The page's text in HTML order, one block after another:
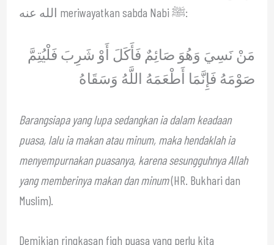
الله عنه meriwayatkan sabda Nabi ﷺ:
مَنْ نَسِيَ وَهُوَ صَائِمٌ فَأَكَلَ أَوْ شَرِبَ فَلْيُتِمَّ
صَوْمَهُ فَإِنَّمَا أَطْعَمَهُ اللَّهُ وَسَقَاهُ
Barangsiapa yang lupa sedangkan ia dalam keadaan
puasa, lalu ia makan atau minum, maka hendaklah ia
menyempurnakan puasanya, karena sesungguhnya Allah
yang memberinya makan dan minum(HR. Bukhari dan
Muslim).
Demikian ringkasan fiqh puasa yang perlu kita